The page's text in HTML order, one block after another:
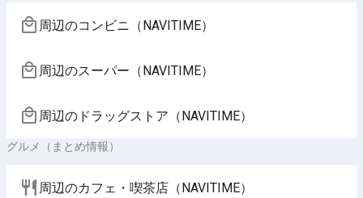
周辺のコンビニ（NAVITIME）
周辺のスーパー（NAVITIME）
周辺のドラッグストア（NAVITIME）
グルメ（まとめ情報）
周辺のカフェ・喫茶店（NAVITIME）